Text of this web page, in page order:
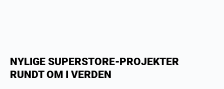
NYLIGE SUPERSTORE-PROJEKTER
RUNDT OM I VERDEN